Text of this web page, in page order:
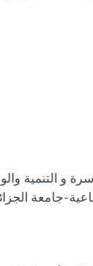
و التنمية